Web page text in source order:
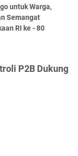
untuk Warga,
Semangat
RI ke - 80
P2B Dukung